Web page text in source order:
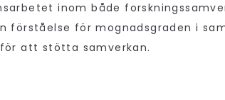
inom både
förståelse för mognadsgraden i
att stötta samverkan.